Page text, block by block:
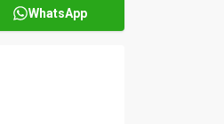
WhatsApp